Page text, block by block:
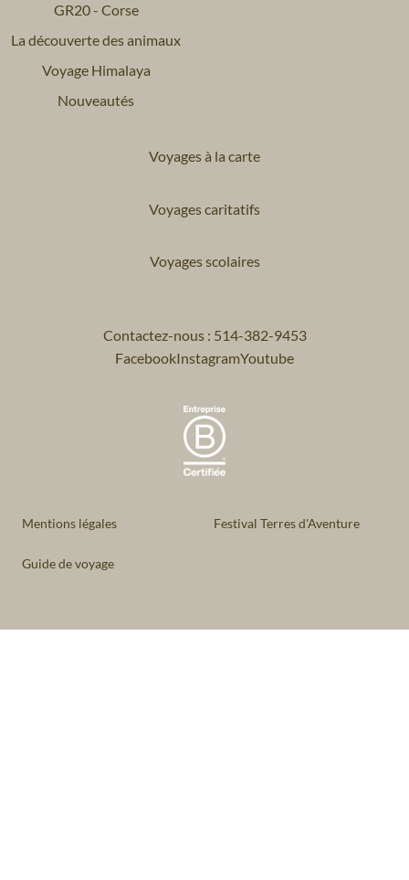
GR20 - Corse
La découverte des animaux
Voyage Himalaya
Nouveautés
Voyages à la carte
Voyages caritatifs
Voyages scolaires
Contactez-nous : 514-382-9453
FacebookInstagramYoutube
Mentions légales Festival Terres d'Aventure
Guide de voyage